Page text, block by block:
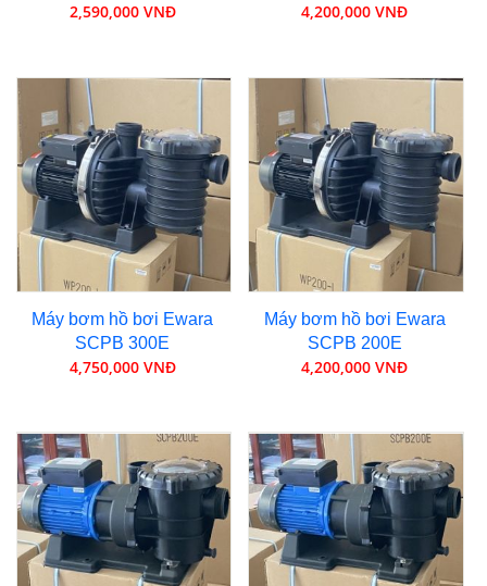
2,590,000 VNĐ 4,200,000 VNĐ
Máy bơm hồ bơi Ewara
SCPB 300E
4,750,000 VNĐ
Máy bơm hồ bơi Ewara
SCPB 200E
4,200,000 VNĐ